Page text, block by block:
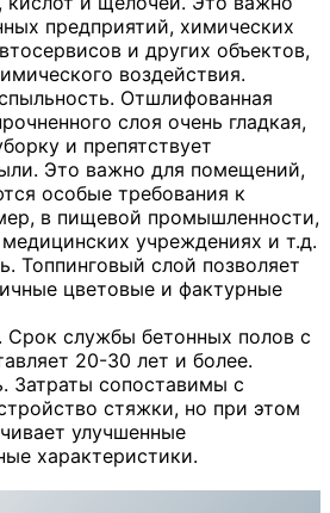
предприятий, химических
и других объектов,
воздействия.
Отшлифованная
слоя очень гладкая,
и препятствует
Это важно для помещений,
особые требования к
в пищевой промышленности,
учреждениях и т.д.
Топпинговый слой позволяет
цветовые и фактурные
Срок службы бетонных полов с
20-30 лет и более.
Затраты сопоставимы с
стяжки, но при этом
улучшенные
характеристики.